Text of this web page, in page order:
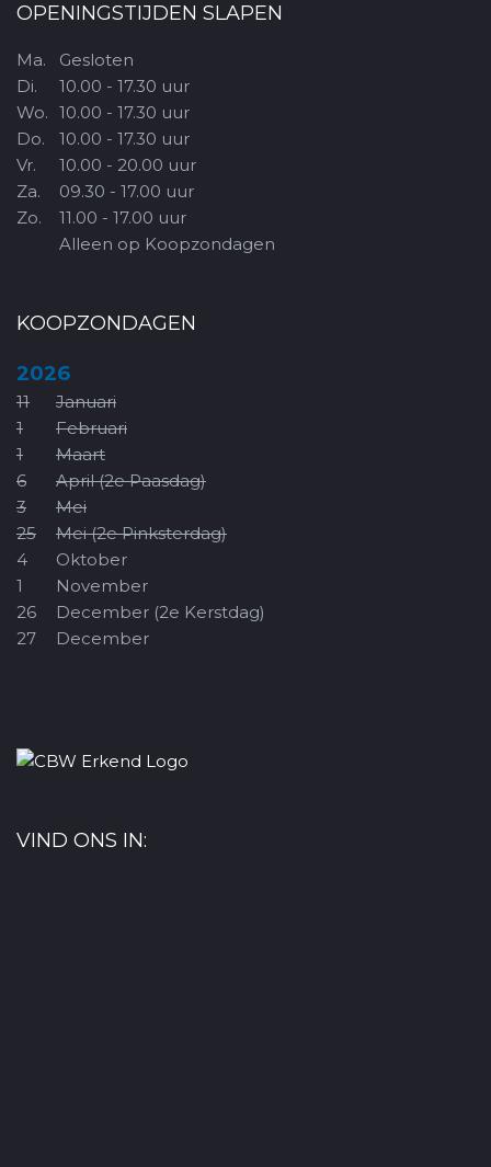
OPENINGSTIJDEN SLAPEN
Ma.
Di.
Wo.
Do.
Vr.
Za.
Zo.
Gesloten
10.00 - 17.30 uur
10.00 - 17.30 uur
10.00 - 17.30 uur
10.00 - 20.00 uur
09.30 - 17.00 uur
11.00 - 17.00 uur
Alleen op Koopzondagen
KOOPZONDAGEN
2026
11
Januari
1
Februari
1
Maart
6
April (2e Paasdag)
3
Mei
25
Mei (2e Pinksterdag)
4
Oktober
1
November
26
December (2e Kerstdag)
27
December
VIND ONS IN: